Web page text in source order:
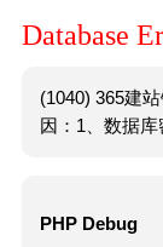
Database
(1040) 365建
因：1、数据库
PHP Debug